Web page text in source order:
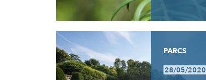
PARCS
28/05/2020